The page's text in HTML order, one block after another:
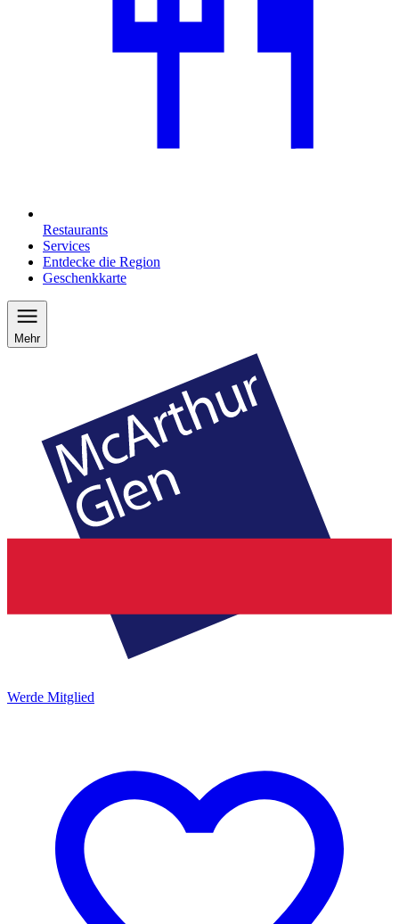
Restaurants
Services
Entdecke die Region
Geschenkkarte
Mehr
Werde Mitglied